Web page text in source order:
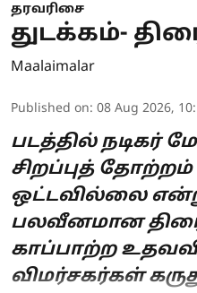
தரவரிசை
துடக்கம்-
Maalaimalar
Published on: 08 Aug 2026,
படத்தில் நடிகர்
சிறப்புத்
ஒட்டவில்லை
பலவீனமான
காப்பாற்ற
விமர்சகர்கள்